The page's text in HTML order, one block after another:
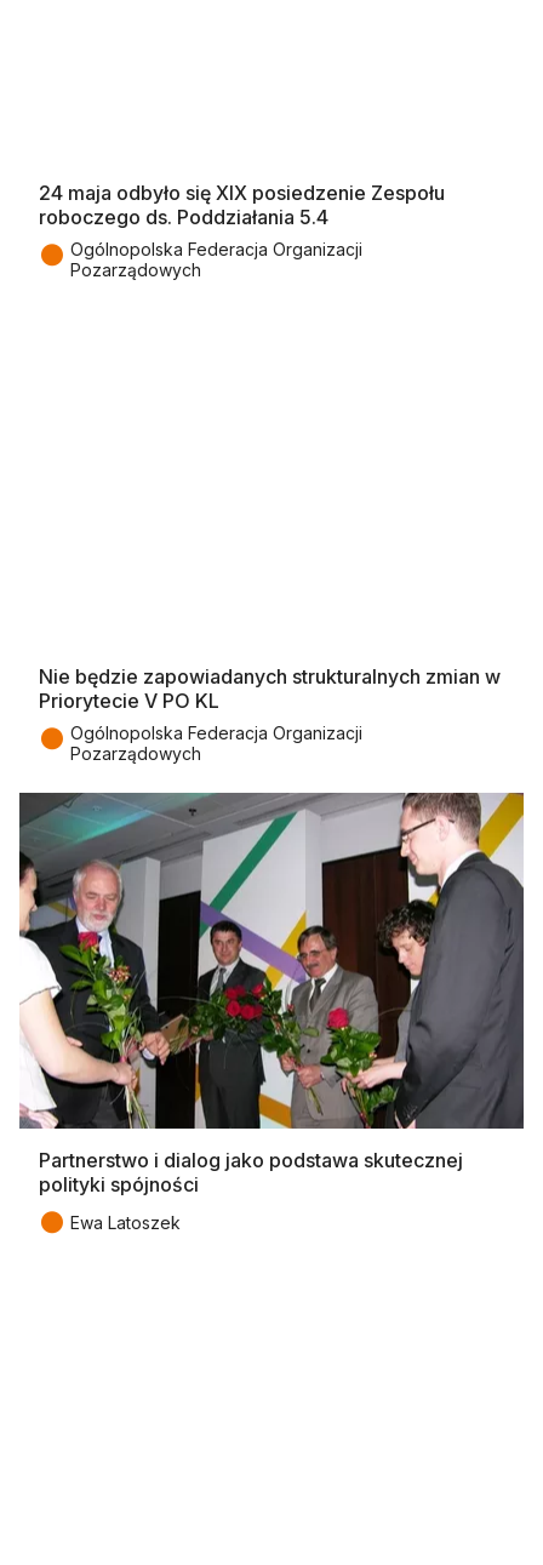
24 maja odbyło się XIX posiedzenie Zespołu
roboczego ds. Poddziałania 5.4
● Ogólnopolska Federacja Organizacji
Pozarządowych
Nie będzie zapowiadanych strukturalnych zmian w
Priorytecie V PO KL
● Ogólnopolska Federacja Organizacji
Pozarządowych
Partnerstwo i dialog jako podstawa skutecznej
polityki spójności
● Ewa Latoszek